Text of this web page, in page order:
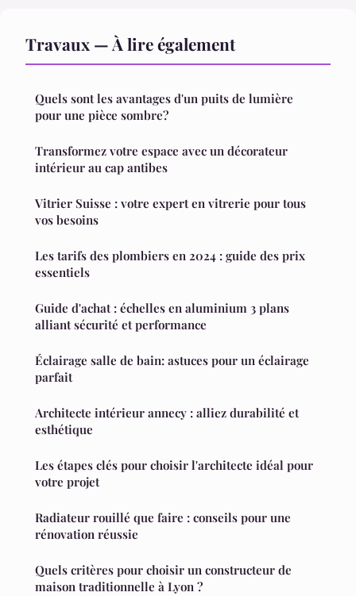
Travaux — À lire également
Quels sont les avantages d'un puits de lumière
pour une pièce sombre?
Transformez votre espace avec un décorateur
intérieur au cap antibes
Vitrier Suisse : votre expert en vitrerie pour tous
vos besoins
Les tarifs des plombiers en 2024 : guide des prix
essentiels
Guide d'achat : échelles en aluminium 3 plans
alliant sécurité et performance
Éclairage salle de bain: astuces pour un éclairage
parfait
Architecte intérieur annecy : alliez durabilité et
esthétique
Les étapes clés pour choisir l'architecte idéal pour
votre projet
Radiateur rouillé que faire : conseils pour une
rénovation réussie
Quels critères pour choisir un constructeur de
maison traditionnelle à Lyon ?